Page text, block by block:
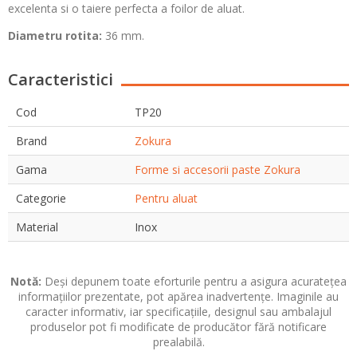
excelenta si o taiere perfecta a foilor de aluat.
Diametru rotita: 36 mm.
Caracteristici
Cod
TP20
Brand
Zokura
Gama
Forme si accesorii paste Zokura
Categorie
Pentru aluat
Material
Inox
Notă: Deși depunem toate eforturile pentru a asigura acuratețea
informațiilor prezentate, pot apărea inadvertențe. Imaginile au
caracter informativ, iar specificațiile, designul sau ambalajul
produselor pot fi modificate de producător fără notificare
prealabilă.